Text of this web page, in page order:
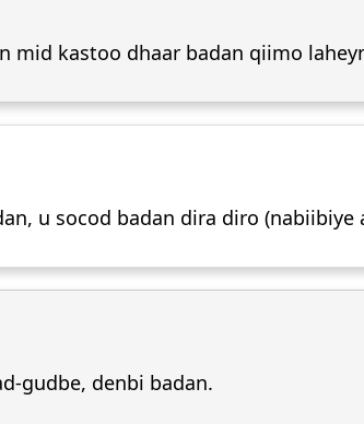
mid kastoo dhaar badan qiimo
u socod badan dira diro (nabiibiye
gudbe, denbi badan.